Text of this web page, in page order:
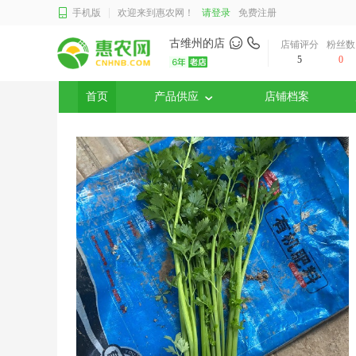
手机版 欢迎来到惠农网！ 请登录 免费注册
古维州的店
店铺评分
5
粉丝数
0
首页 产品供应 店铺档案